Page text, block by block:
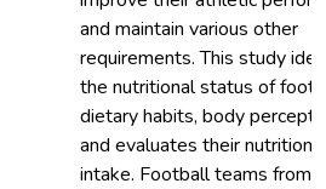
and maintain various other
requirements. This study
the nutritional status of
dietary habits, body
and evaluates their nutritional
intake. Football teams from